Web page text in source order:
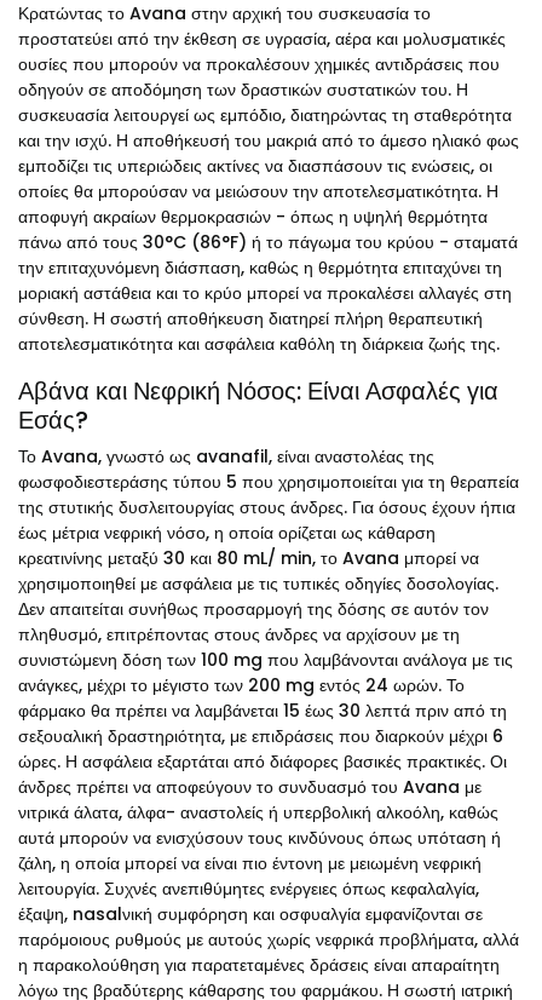
Κρατώντας το Avana στην αρχική του συσκευασία το
προστατεύει από την έκθεση σε υγρασία, αέρα και μολυσματικές
ουσίες που μπορούν να προκαλέσουν χημικές αντιδράσεις που
οδηγούν σε αποδόμηση των δραστικών συστατικών του. Η
συσκευασία λειτουργεί ως εμπόδιο, διατηρώντας τη σταθερότητα
και την ισχύ. Η αποθήκευσή του μακριά από το άμεσο ηλιακό φως
εμποδίζει τις υπεριώδεις ακτίνες να διασπάσουν τις ενώσεις, οι
οποίες θα μπορούσαν να μειώσουν την αποτελεσματικότητα. Η
αποφυγή ακραίων θερμοκρασιών - όπως η υψηλή θερμότητα
πάνω από τους 30°C (86°F) ή το πάγωμα του κρύου - σταματά
την επιταχυνόμενη διάσπαση, καθώς η θερμότητα επιταχύνει τη
μοριακή αστάθεια και το κρύο μπορεί να προκαλέσει αλλαγές στη
σύνθεση. Η σωστή αποθήκευση διατηρεί πλήρη θεραπευτική
αποτελεσματικότητα και ασφάλεια καθόλη τη διάρκεια ζωής της.
Αβάνα και Νεφρική Νόσος: Είναι Ασφαλές για
Εσάς?
Το Avana, γνωστό ως avanafil, είναι αναστολέας της
φωσφοδιεστεράσης τύπου 5 που χρησιμοποιείται για τη θεραπεία
της στυτικής δυσλειτουργίας στους άνδρες. Για όσους έχουν ήπια
έως μέτρια νεφρική νόσο, η οποία ορίζεται ως κάθαρση
κρεατινίνης μεταξύ 30 και 80 mL/ min, το Avana μπορεί να
χρησιμοποιηθεί με ασφάλεια με τις τυπικές οδηγίες δοσολογίας.
Δεν απαιτείται συνήθως προσαρμογή της δόσης σε αυτόν τον
πληθυσμό, επιτρέποντας στους άνδρες να αρχίσουν με τη
συνιστώμενη δόση των 100 mg που λαμβάνονται ανάλογα με τις
ανάγκες, μέχρι το μέγιστο των 200 mg εντός 24 ωρών. Το
φάρμακο θα πρέπει να λαμβάνεται 15 έως 30 λεπτά πριν από τη
σεξουαλική δραστηριότητα, με επιδράσεις που διαρκούν μέχρι 6
ώρες. Η ασφάλεια εξαρτάται από διάφορες βασικές πρακτικές. Οι
άνδρες πρέπει να αποφεύγουν το συνδυασμό του Avana με
νιτρικά άλατα, άλφα- αναστολείς ή υπερβολική αλκοόλη, καθώς
αυτά μπορούν να ενισχύσουν τους κινδύνους όπως υπόταση ή
ζάλη, η οποία μπορεί να είναι πιο έντονη με μειωμένη νεφρική
λειτουργία. Συχνές ανεπιθύμητες ενέργειες όπως κεφαλαλγία,
έξαψη, nasalνική συμφόρηση και οσφυαλγία εμφανίζονται σε
παρόμοιους ρυθμούς με αυτούς χωρίς νεφρικά προβλήματα, αλλά
η παρακολούθηση για παρατεταμένες δράσεις είναι απαραίτητη
λόγω της βραδύτερης κάθαρσης του φαρμάκου. Η σωστή ιατρική